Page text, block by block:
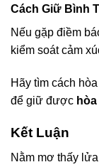
Cách Giữ Bình
Nếu gặp điềm
kiểm soát cảm
Hãy tìm cách
để giữ được
Kết Luận
Nằm mơ thấy